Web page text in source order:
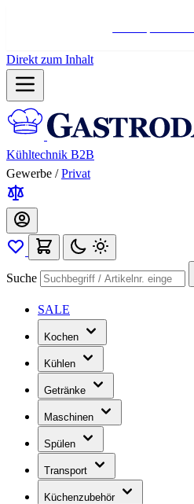
Direkt zum Inhalt
Kühltechnik B2B
Gewerbe / Privat
Suche
SALE
Kochen
Kühlen
Getränke
Maschinen
Spülen
Transport
Küchenzubehör